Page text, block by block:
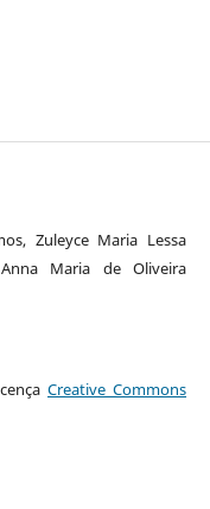
Zuleyce Maria Lessa
Maria de Oliveira
Creative Commons